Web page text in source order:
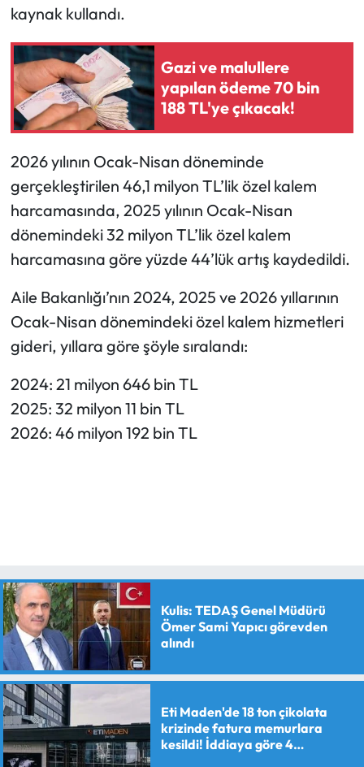
kaynak kullandı.
Gazi ve malullere
yapılan ödeme 70 bin
188 TL'ye çıkacak!
2026 yılının Ocak-Nisan döneminde
gerçekleştirilen 46,1 milyon TL’lik özel kalem
harcamasında, 2025 yılının Ocak-Nisan
dönemindeki 32 milyon TL’lik özel kalem
harcamasına göre yüzde 44’lük artış kaydedildi.
Aile Bakanlığı’nın 2024, 2025 ve 2026 yıllarının
Ocak-Nisan dönemindeki özel kalem hizmetleri
gideri, yıllara göre şöyle sıralandı:
2024: 21 milyon 646 bin TL
2025: 32 milyon 11 bin TL
2026: 46 milyon 192 bin TL
Kulis: TEDAŞ Genel Müdürü
Ömer Sami Yapıcı görevden
alındı
Eti Maden'de 18 ton çikolata
krizinde fatura memurlara
kesildi! İddiaya göre 4